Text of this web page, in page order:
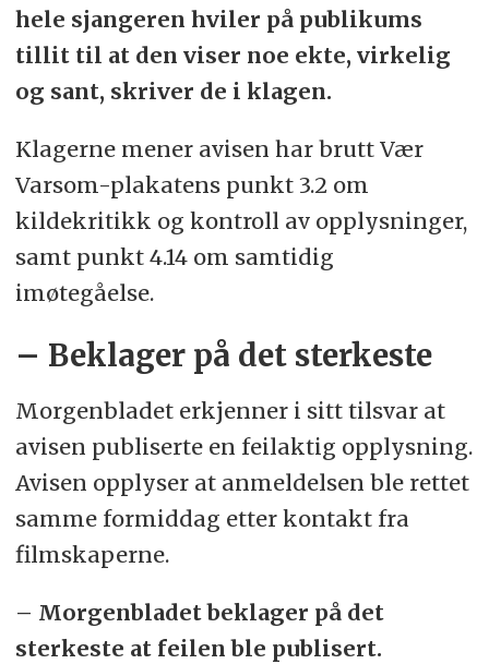
hele sjangeren hviler på publikums
tillit til at den viser noe ekte, virkelig
og sant, skriver de i klagen.
Klagerne mener avisen har brutt Vær
Varsom-plakatens punkt 3.2 om
kildekritikk og kontroll av opplysninger,
samt punkt 4.14 om samtidig
imøtegåelse.
– Beklager på det sterkeste
Morgenbladet erkjenner i sitt tilsvar at
avisen publiserte en feilaktig opplysning.
Avisen opplyser at anmeldelsen ble rettet
samme formiddag etter kontakt fra
filmskaperne.
– Morgenbladet beklager på det
sterkeste at feilen ble publisert.